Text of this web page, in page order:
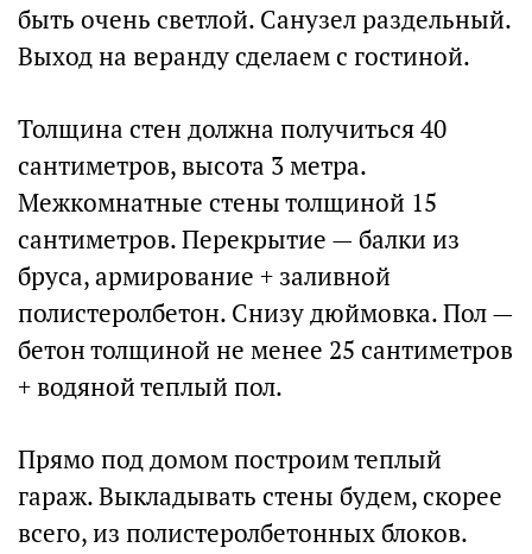
быть очень светлой. Санузел раздельный.
Выход на веранду сделаем с гостиной.
Толщина стен должна получиться 40
сантиметров, высота 3 метра.
Межкомнатные стены толщиной 15
сантиметров. Перекрытие — балки из
бруса, армирование + заливной
полистеролбетон. Снизу дюймовка. Пол —
бетон толщиной не менее 25 сантиметров
+ водяной теплый пол.
Прямо под домом построим теплый
гараж. Выкладывать стены будем, скорее
всего, из полистеролбетонных блоков.